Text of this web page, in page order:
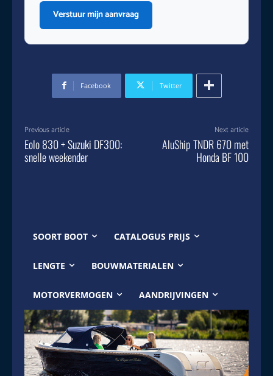
Verstuur mijn aanvraag
Facebook Twitter
Previous article
Eolo 830 + Suzuki DF300:
snelle weekender
Next article
AluShip TNDR 670 met
Honda BF 100
SOORT BOOT CATALOGUS PRIJS
LENGTE BOUWMATERIALEN
MOTORVERMOGEN AANDRIJVINGEN